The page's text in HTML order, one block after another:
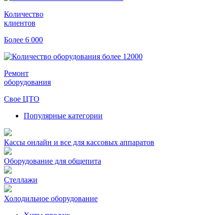
Количество
клиентов
Более 6 000
Ремонт
оборудования
Свое ЦТО
Популярные категории
Кассы онлайн и все для кассовых аппаратов
Оборудование для общепита
Стеллажи
Холодильное оборудование